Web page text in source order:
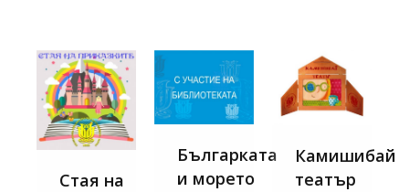
Стая на
Българката
и морето
Камишибай
театър